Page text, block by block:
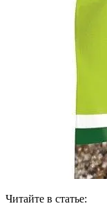
Читайте в статье: